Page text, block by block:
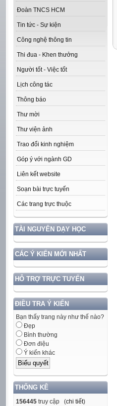
Đoàn TNCS HCM
Tin tức - Sự kiện
Công nghệ thông tin
Thi đua - Khen thưởng
Người tốt - Việc tốt
Lịch công tác
Thông báo
Thư mời
Thư viện ảnh
Trao đổi kinh nghiệm
Góp ý với ngành GD
Liên kết website
Soạn bài trực tuyến
Các trang trực thuộc
TÀI NGUYÊN DẠY HỌC
CÁC Ý KIẾN MỚI NHẤT
HỖ TRỢ TRỰC TUYẾN
ĐIỀU TRA Ý KIẾN
Bạn thấy trang này như thế nào?
Đẹp
Bình thường
Đơn điệu
Ý kiến khác
THỐNG KÊ
156445 truy cập (chi tiết)